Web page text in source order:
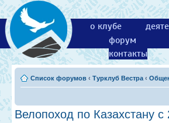
о клубе
форум
контакты
Список форумов ‹ Турклуб Вестра ‹
Велопоход по Казахстану